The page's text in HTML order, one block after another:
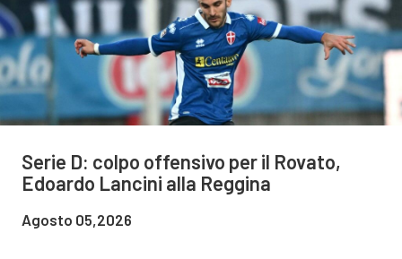
Serie D: colpo offensivo per il Rovato,
Edoardo Lancini alla Reggina
Agosto 05,2026